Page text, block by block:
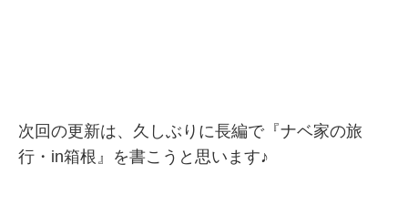
次回の更新は、久しぶりに長編で『ナベ家の旅
行・in箱根』を書こうと思います♪